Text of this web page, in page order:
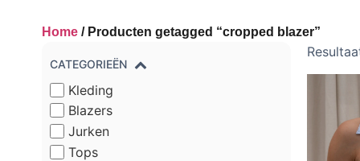
Home / Producten getagged “cropped blazer”
CATEGORIEËN
Kleding
Blazers
Jurken
Tops